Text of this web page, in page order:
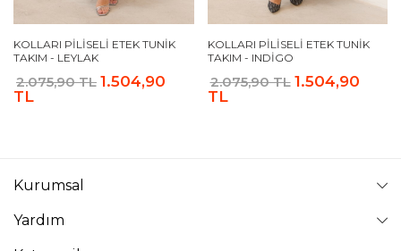
KOLLARI PILISELI ETEK TUNIK
TAKIM - LEYLAK
2.075,90 TL 1.504,90
TL
KOLLARI PILISELI ETEK TUNIK
TAKIM - INDIGO
2.075,90 TL 1.504,90
TL
Kurumsal
Yardım